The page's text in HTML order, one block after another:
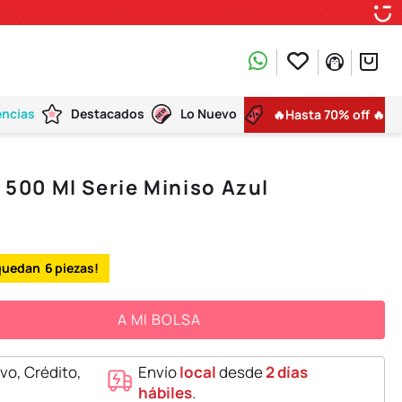
Destacados Lo Nuevo 🔥Hasta 70% off 🔥
Ml Serie Miniso Azul
6
A MI BOLSA
Crédito,
Envíolocaldesde2 días
hábiles.